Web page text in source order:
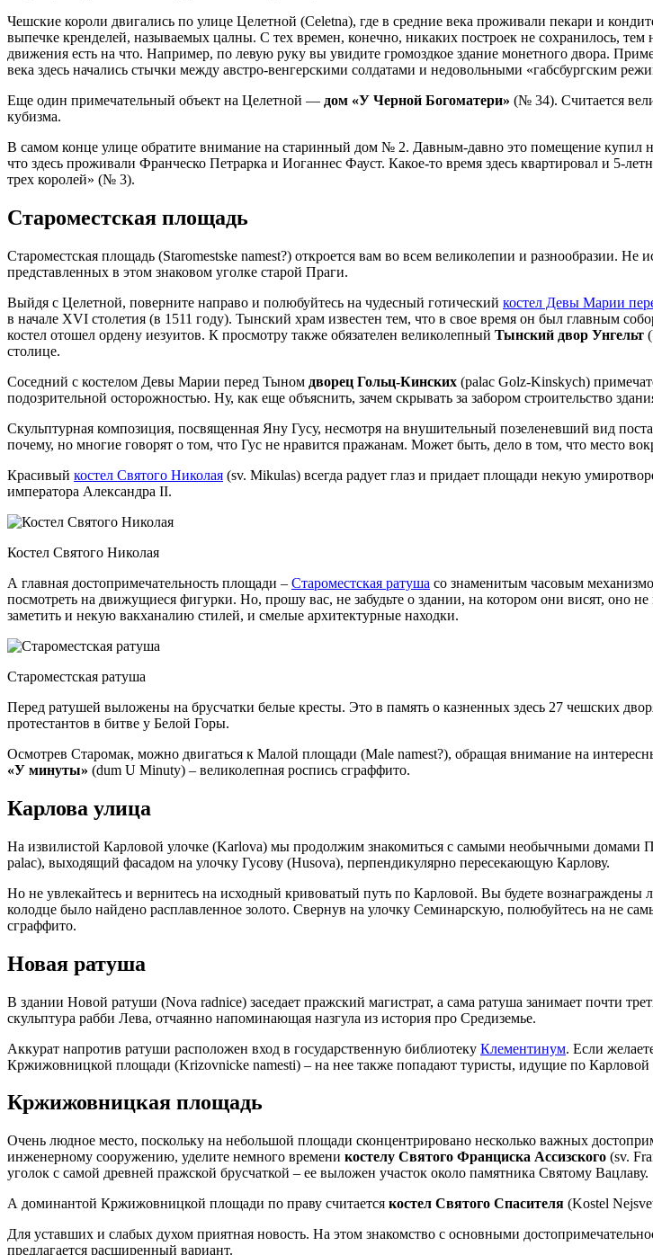
Чешские короли двигались по улице Целетной (Celetna), где в средние века проживали пекари и
выпечке кренделей, называемых цалны. С тех времен, конечно, никаких построек не сохранилось, тем
движения есть на что. Например, по левую руку вы увидите громоздкое здание монетного двора.
века здесь начались стычки между австро-венгерскими солдатами и недовольными «габсбургским
Еще один примечательный объект на Целетной — дом «У Черной Богоматери» (№ 34). Считается
кубизма.
В самом конце улице обратите внимание на старинный дом № 2. Давным-давно это помещение купил
что здесь проживали Франческо Петрарка и Иоганнес Фауст. Какое-то время здесь квартировал и 5-
трех королей» (№ 3).
Староместская площадь
Староместская площадь (Staromestske namest?) откроется вам во всем великолепии и разнообразии. Не
представленных в этом знаковом уголке старой Праги.
Выйдя с Целетной, поверните направо и полюбуйтесь на чудесный готический костел Девы Марии
в начале XVI столетия (в 1511 году). Тынский храм известен тем, что в свое время он был главным
костел отошел ордену иезуитов. К просмотру также обязателен великолепный Тынский двор Унгельт
столице.
Соседний с костелом Девы Марии перед Тыном дворец Гольц-Кинских (palac Golz-Kinskych)
подозрительной осторожностью. Ну, как еще объяснить, зачем скрывать за забором строительство
Скульптурная композиция, посвященная Яну Гусу, несмотря на внушительный позеленевший вид
почему, но многие говорят о том, что Гус не нравится пражанам. Может быть, дело в том, что место
Красивый костел Святого Николая (sv. Mikulas) всегда радует глаз и придает площади некую
императора Александра II.
Костел Святого Николая
А главная достопримечательность площади – Староместская ратуша со знаменитым часовым
посмотреть на движущиеся фигурки. Но, прошу вас, не забудьте о здании, на котором они висят, оно
заметить и некую вакханалию стилей, и смелые архитектурные находки.
Староместская ратуша
Перед ратушей выложены на брусчатки белые кресты. Это в память о казненных здесь 27 чешских
протестантов в битве у Белой Горы.
Осмотрев Старомак, можно двигаться к Малой площади (Male namest?), обращая внимание на
«У минуты» (dum U Minuty) – великолепная роспись сграффито.
Карлова улица
На извилистой Карловой улочке (Karlova) мы продолжим знакомиться с самыми необычными домами
palac), выходящий фасадом на улочку Гусову (Husova), перпендикулярно пересекающую Карлову.
Но не увлекайтесь и вернитесь на исходный кривоватый путь по Карловой. Вы будете
колодце было найдено расплавленное золото. Свернув на улочку Семинарскую, полюбуйтесь на не
сграффито.
Новая ратуша
В здании Новой ратуши (Nova radnice) заседает пражский магистрат, а сама ратуша занимает почти
скульптура рабби Лева, отчаянно напоминающая назгула из история про Средиземье.
Аккурат напротив ратуши расположен вход в государственную библиотеку Клементинум. Если
Кржижовницкой площади (Krizovnicke namesti) – на нее также попадают туристы, идущие по Карловой
Кржижовницкая площадь
Очень людное место, поскольку на небольшой площади сконцентрировано несколько важных
инженерному сооружению, уделите немного времени костелу Святого Франциска Ассизского (sv.
уголок с самой древней пражской брусчаткой – ее выложен участок около памятника Святому Вацлаву.
А доминантой Кржижовницкой площади по праву считается костел Святого Спасителя (Kostel
Для уставших и слабых духом приятная новость. На этом знакомство с основными
предлагается расширенный вариант.